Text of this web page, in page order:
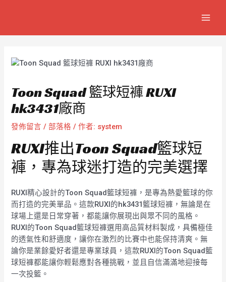
Toon Squad 籃球短褲 RUXI
hk3431廠商
發佈留言 /部落格 / 作者: system
RUXI推出Toon Squad籃球短
褲，專為球迷打造的完美選擇
RUXI精心設計的Toon Squad籃球短褲，是專為熱愛籃球的你
而打造的完美單品。這款RUXI的hk3431籃球短褲，無論是在
球場上還是日常穿著，都能讓你展現出與眾不同的風格。
RUXI的Toon Squad籃球短褲選用高品質材料製成，具備極佳
的透氣性和舒適度，讓你在激烈的比賽中也能保持清爽。無
論你是業餘愛好者還是專業球員，這款RUXI的Toon Squad籃
球短褲都能讓你輕鬆應對各種挑戰，並且自信滿滿地迎接每
一次投籃。